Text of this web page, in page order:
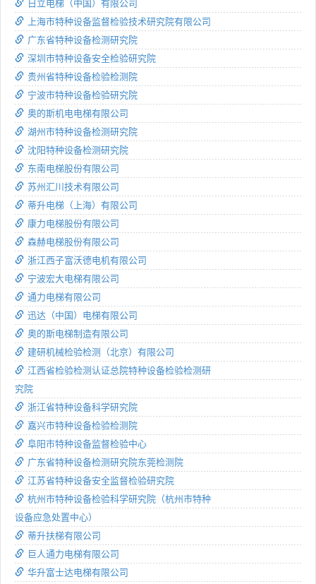
日立电梯（中国）有限公司
上海市特种设备监督检验技术研究院有限公司
广东省特种设备检测研究院
深圳市特种设备安全检验研究院
贵州省特种设备检验检测院
宁波市特种设备检验研究院
奥的斯机电电梯有限公司
湖州市特种设备检测研究院
沈阳特种设备检测研究院
东南电梯股份有限公司
苏州汇川技术有限公司
蒂升电梯（上海）有限公司
康力电梯股份有限公司
森赫电梯股份有限公司
浙江西子富沃德电机有限公司
宁波宏大电梯有限公司
通力电梯有限公司
迅达（中国）电梯有限公司
奥的斯电梯制造有限公司
建研机械检验检测（北京）有限公司
江西省检验检测认证总院特种设备检验检测研
究院
浙江省特种设备科学研究院
嘉兴市特种设备检验检测院
阜阳市特种设备监督检验中心
广东省特种设备检测研究院东莞检测院
江苏省特种设备安全监督检验研究院
杭州市特种设备检验科学研究院（杭州市特种
设备应急处置中心）
蒂升扶梯有限公司
巨人通力电梯有限公司
华升富士达电梯有限公司